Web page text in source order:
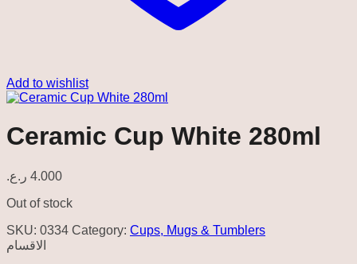
Add to wishlist
Ceramic Cup White 280ml
4.000 ر.ع.
Out of stock
SKU: 0334 Category: Cups, Mugs & Tumblers
الاقسام